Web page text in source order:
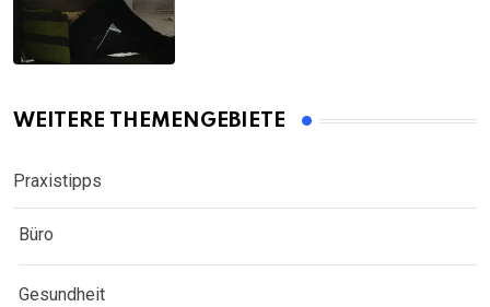
WEITERE THEMENGEBIETE
Praxistipps
Büro
Gesundheit